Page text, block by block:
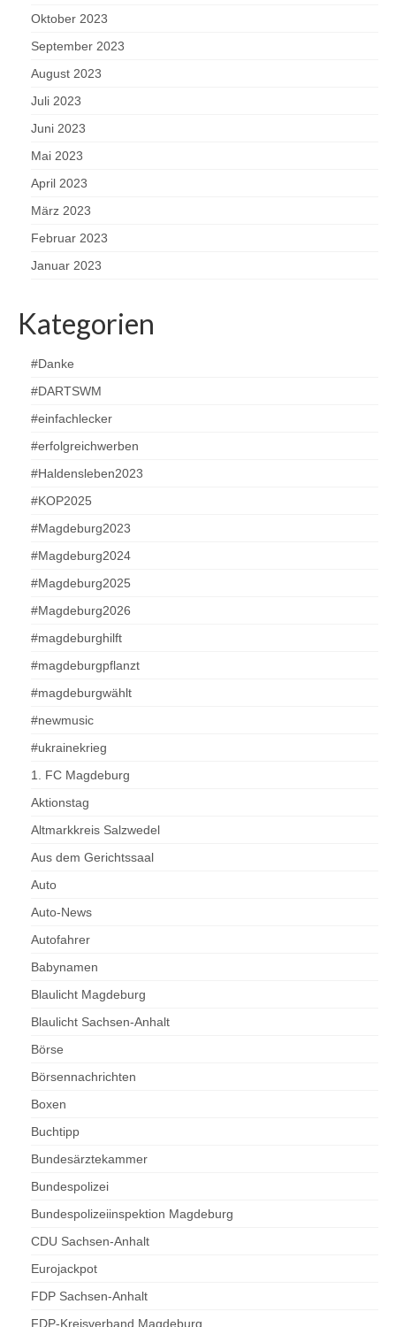
Oktober 2023
September 2023
August 2023
Juli 2023
Juni 2023
Mai 2023
April 2023
März 2023
Februar 2023
Januar 2023
Kategorien
#Danke
#DARTSWM
#einfachlecker
#erfolgreichwerben
#Haldensleben2023
#KOP2025
#Magdeburg2023
#Magdeburg2024
#Magdeburg2025
#Magdeburg2026
#magdeburghilft
#magdeburgpflanzt
#magdeburgwählt
#newmusic
#ukrainekrieg
1. FC Magdeburg
Aktionstag
Altmarkkreis Salzwedel
Aus dem Gerichtssaal
Auto
Auto-News
Autofahrer
Babynamen
Blaulicht Magdeburg
Blaulicht Sachsen-Anhalt
Börse
Börsennachrichten
Boxen
Buchtipp
Bundesärztekammer
Bundespolizei
Bundespolizeiinspektion Magdeburg
CDU Sachsen-Anhalt
Eurojackpot
FDP Sachsen-Anhalt
FDP-Kreisverband Magdeburg